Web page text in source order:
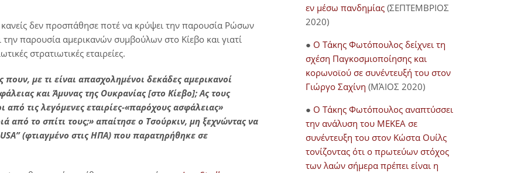
δεν προσπάθησε ποτέ να κρύψει την παρουσία Ρώσων
παρουσία αμερικανών συμβούλων στο Κίεβο και γιατί
στρατιωτικές εταιρείες.
με τι είναι απασχολημένοι δεκάδες αμερικανοί
και Άμυνας της Ουκρανίας [στο Κίεβο]; Ας τους
τις λεγόμενες εταιρίες-«παρόχους ασφάλειας»
από το σπίτι τους;» απαίτησε ο Τσούρκιν, μη ξεχνώντας να
USA” (φτιαγμένο στις ΗΠΑ) που παρατηρήθηκε σε
εν μέσω πανδημίας (ΣΕΠΤΕΜΒΡΙΟΣ
2020)
● Ο Τάκης Φωτόπουλος δείχνει τη
σχέση Παγκοσμιοποίησης και
κορωνοϊού σε συνέντευξή του στον
Γιώργο Σαχίνη (ΜΆΙΟΣ 2020)
● O Τάκης Φωτόπουλος αναπτύσσει
την ανάλυση του ΜΕΚΕΑ σε
συνέντευξη του στον Κώστα Ουίλς
τονίζοντας ότι ο πρωτεύων στόχος
των λαών σήμερα πρέπει είναι η